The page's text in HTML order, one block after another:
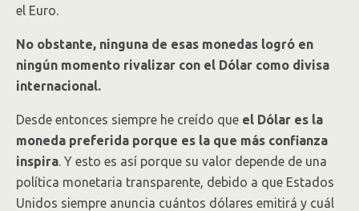
el Euro.
No obstante, ninguna de esas monedas logró en
ningún momento rivalizar con el Dólar como divisa
internacional.
Desde entonces siempre he creído que el Dólar es la
moneda preferida porque es la que más confianza
inspira. Y esto es así porque su valor depende de una
política monetaria transparente, debido a que Estados
Unidos siempre anuncia cuántos dólares emitirá y cuál